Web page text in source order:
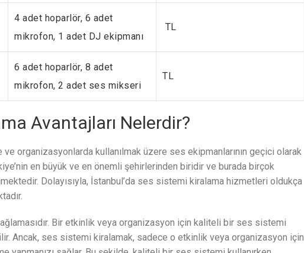
4 adet hoparlör, 6 adet
mikrofon, 1 adet DJ ekipmanı
TL
6 adet hoparlör, 8 adet
mikrofon, 2 adet ses mikseri
TL
Avantajları Nelerdir?
organizasyonlarda kullanılmak üzere ses ekipmanlarının geçici olarak
en büyük ve en önemli şehirlerinden biridir ve burada birçok
Dolayısıyla, İstanbul’da ses sistemi kiralama hizmetleri oldukça
Bir etkinlik veya organizasyon için kaliteli bir ses sistemi
Ancak, ses sistemi kiralamak, sadece o etkinlik veya organizasyon için